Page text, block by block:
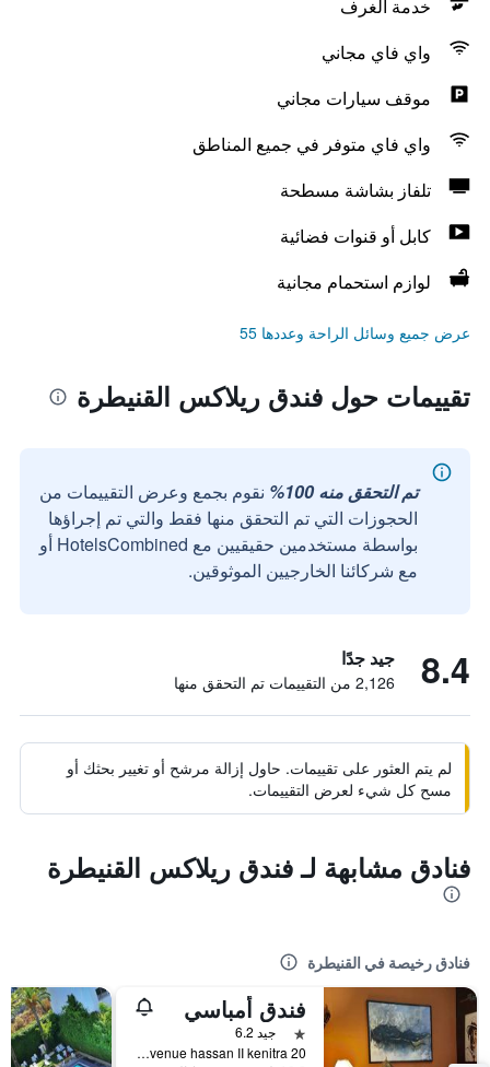
خدمة الغرف
واي فاي مجاني
موقف سيارات مجاني
واي فاي متوفر في جميع المناطق
تلفاز بشاشة مسطحة
كابل أو قنوات فضائية
لوازم استحمام مجانية
عرض جميع وسائل الراحة وعددها 55
تقييمات حول فندق ريلاكس القنيطرة
تم التحقق منه 100%
نقوم بجمع وعرض التقييمات من
الحجوزات التي تم التحقق منها فقط والتي تم إجراؤها
بواسطة مستخدمين حقيقيين مع HotelsCombined أو
مع شركائنا الخارجيين الموثوقين.
8.4 جيد جدًا
2,126 من التقييمات تم التحقق منها
لم يتم العثور على تقييمات. حاول إزالة مرشح أو تغيير بحثك أو
مسح كل شيء لعرض التقييمات.
فنادق مشابهة لـ فندق ريلاكس القنيطرة
فنادق رخيصة في القنيطرة
فندق أمباسي
نجمة واحدة
جيد 6.2
20 Avenue hassan II kenitra, القنيطرة, المغرب